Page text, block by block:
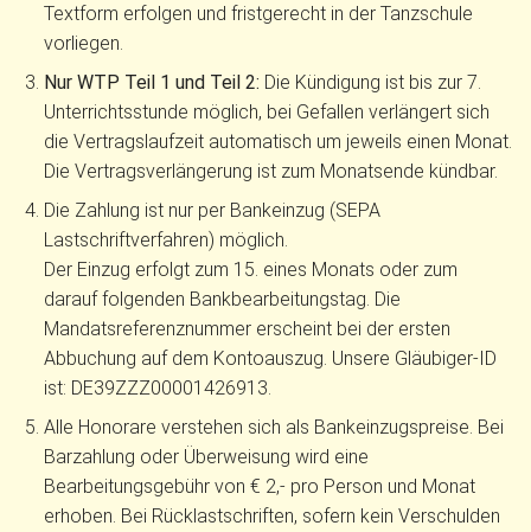
Textform erfolgen und fristgerecht in der Tanzschule
vorliegen.
Nur WTP Teil 1 und Teil 2: Die Kündigung ist bis zur 7.
Unterrichtsstunde möglich, bei Gefallen verlängert sich
die Vertragslaufzeit automatisch um jeweils einen Monat.
Die Vertragsverlängerung ist zum Monatsende kündbar.
Die Zahlung ist nur per Bankeinzug (SEPA
Lastschriftverfahren) möglich.
Der Einzug erfolgt zum 15. eines Monats oder zum
darauf folgenden Bankbearbeitungstag. Die
Mandatsreferenznummer erscheint bei der ersten
Abbuchung auf dem Kontoauszug. Unsere Gläubiger-ID
ist: DE39ZZZ00001426913.
Alle Honorare verstehen sich als Bankeinzugspreise. Bei
Barzahlung oder Überweisung wird eine
Bearbeitungsgebühr von € 2,- pro Person und Monat
erhoben. Bei Rücklastschriften, sofern kein Verschulden